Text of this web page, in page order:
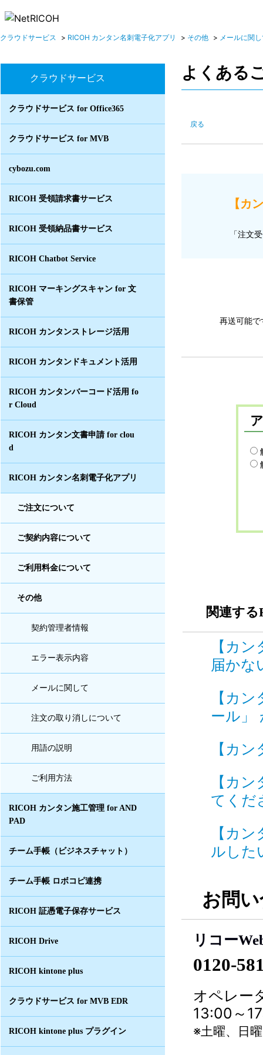
クラウドサービス > RICOH カンタン名刺電子化アプリ > その他 > メールに関
クラウドサービス
クラウドサービス for Office365
クラウドサービス for MVB
cybozu.com
RICOH 受領請求書サービス
RICOH 受領納品書サービス
RICOH Chatbot Service
RICOH マーキングスキャン for 文
書保管
RICOH カンタンストレージ活用
RICOH カンタンドキュメント活用
RICOH カンタンバーコード活用 fo
r Cloud
RICOH カンタン文書申請 for clou
d
RICOH カンタン名刺電子化アプリ
ご注文について
ご契約内容について
ご利用料金について
その他
契約管理者情報
エラー表示内容
メールに関して
注文の取り消しについて
用語の説明
ご利用方法
RICOH カンタン施工管理 for AND
PAD
チーム手帳（ビジネスチャット）
チーム手帳 ロボコピ連携
RICOH 証憑電子保存サービス
RICOH Drive
RICOH kintone plus
クラウドサービス for MVB EDR
RICOH kintone plus プラグイン
よくある
戻る
【カ
「注文
再送可能
関連する
【カ
届か
【カ
ール
【カ
【カ
てく
【カ
ルし
お問
リコー
0120-
オペレー
13:00～
※土曜、日